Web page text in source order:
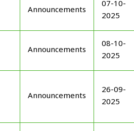
Announcements
07-10-
2025
Announcements
08-10-
2025
Announcements
26-09-
2025